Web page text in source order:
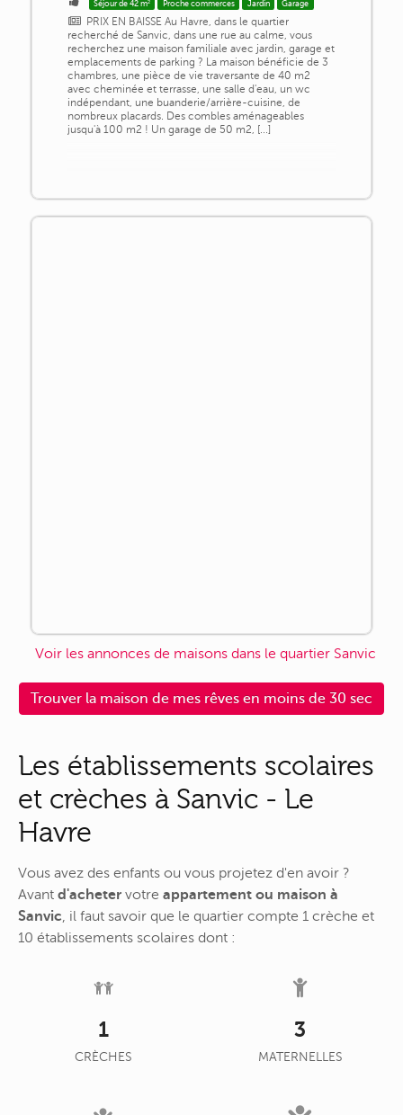
Séjour de 42 m² Proche commerces Jardin Garage
PRIX EN BAISSE Au Havre, dans le quartier
recherché de Sanvic, dans une rue au calme, vous
recherchez une maison familiale avec jardin, garage et
emplacements de parking ? La maison bénéficie de 3
chambres, une pièce de vie traversante de 40 m2
avec cheminée et terrasse, une salle d'eau, un wc
indépendant, une buanderie/arrière-cuisine, de
nombreux placards. Des combles aménageables
jusqu'à 100 m2 ! Un garage de 50 m2, [...]
Voir les annonces de maisons dans le quartier Sanvic
Trouver la maison de mes rêves en moins de 30 sec
Les établissements scolaires
et crèches à Sanvic - Le
Havre
Vous avez des enfants ou vous projetez d'en avoir ?
Avant d'acheter votre appartement ou maison à
Sanvic, il faut savoir que le quartier compte 1 crèche et
10 établissements scolaires dont :
1
CRÈCHES
3
MATERNELLES